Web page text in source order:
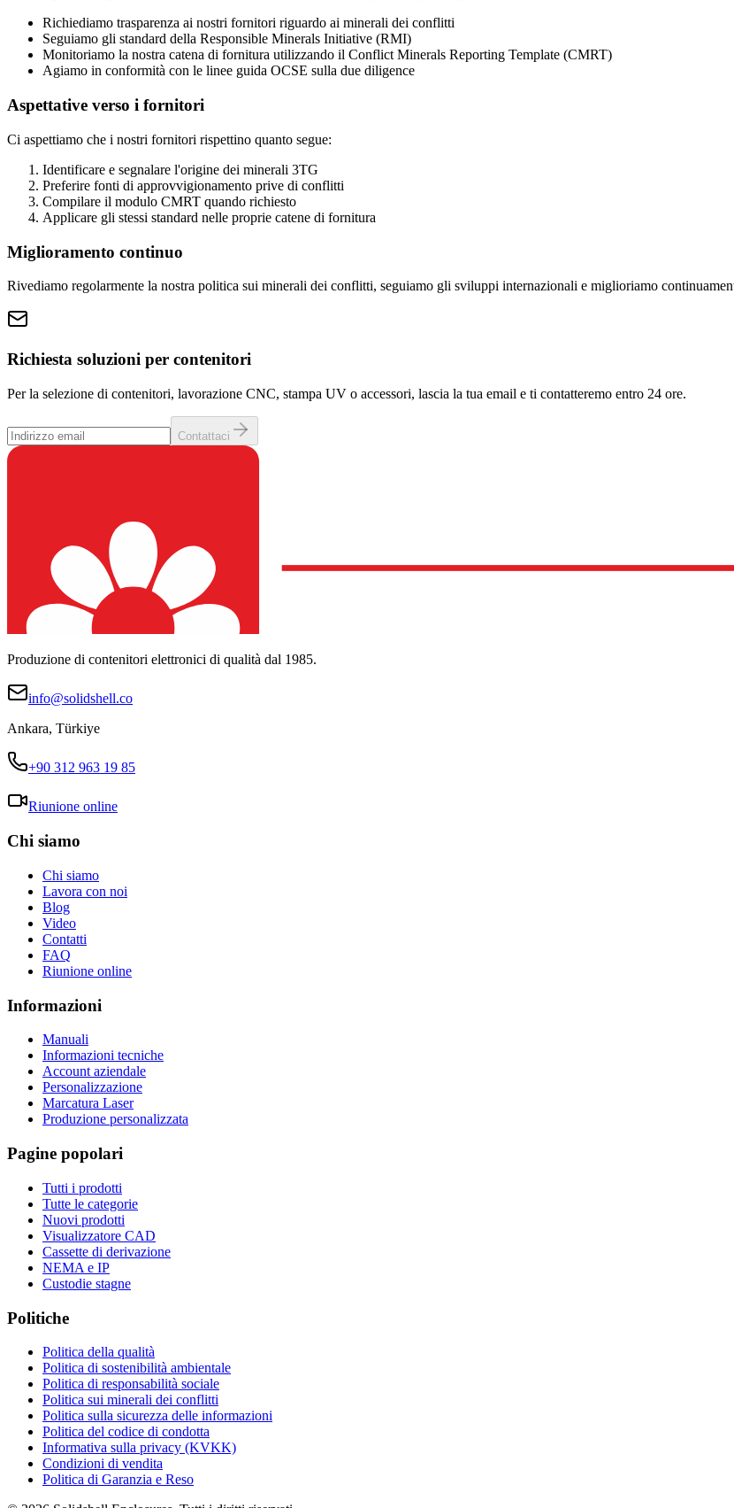
Richiediamo trasparenza ai nostri fornitori riguardo ai minerali dei conflitti
Seguiamo gli standard della Responsible Minerals Initiative (RMI)
Monitoriamo la nostra catena di fornitura utilizzando il Conflict Minerals Reporting Template (CMRT)
Agiamo in conformità con le linee guida OCSE sulla due diligence
Aspettative verso i fornitori
Ci aspettiamo che i nostri fornitori rispettino quanto segue:
Identificare e segnalare l'origine dei minerali 3TG
Preferire fonti di approvvigionamento prive di conflitti
Compilare il modulo CMRT quando richiesto
Applicare gli stessi standard nelle proprie catene di fornitura
Miglioramento continuo
Rivediamo regolarmente la nostra politica sui minerali dei conflitti, seguiamo gli sviluppi internazionali e miglioriamo
Richiesta soluzioni per contenitori
Per la selezione di contenitori, lavorazione CNC, stampa UV o accessori, lascia la tua email e ti contatteremo entro 24 ore.
Contattaci
Produzione di contenitori elettronici di qualità dal 1985.
info@solidshell.co
Ankara, Türkiye
+90 312 963 19 85
Riunione online
Chi siamo
Chi siamo
Lavora con noi
Blog
Video
Contatti
FAQ
Riunione online
Informazioni
Manuali
Informazioni tecniche
Account aziendale
Personalizzazione
Marcatura Laser
Produzione personalizzata
Pagine popolari
Tutti i prodotti
Tutte le categorie
Nuovi prodotti
Visualizzatore CAD
Cassette di derivazione
NEMA e IP
Custodie stagne
Politiche
Politica della qualità
Politica di sostenibilità ambientale
Politica di responsabilità sociale
Politica sui minerali dei conflitti
Politica sulla sicurezza delle informazioni
Politica del codice di condotta
Informativa sulla privacy (KVKK)
Condizioni di vendita
Politica di Garanzia e Reso